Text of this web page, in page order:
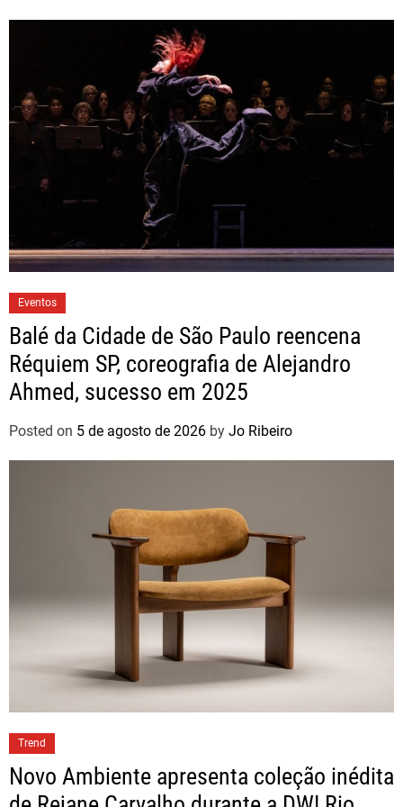
Eventos
Balé da Cidade de São Paulo reencena
Réquiem SP, coreografia de Alejandro
Ahmed, sucesso em 2025
Posted on 5 de agosto de 2026 by Jo Ribeiro
Trend
Novo Ambiente apresenta coleção inédita